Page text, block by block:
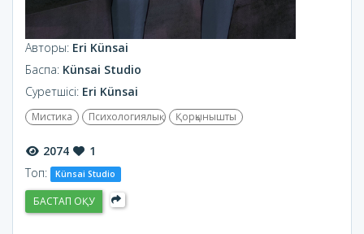
Авторы: Eri Künsai
Баспа: Künsai Studio
Суретшісі: Eri Künsai
Мистика Психологиялық Қорқынышты
2074
1
Топ:
Künsai Studio
БАСТАП ОҚУ